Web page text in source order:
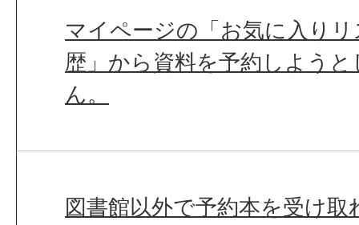
マイページの「お気に入り
歴」から資料を予約しよう
ん。
図書館以外で予約本を受け